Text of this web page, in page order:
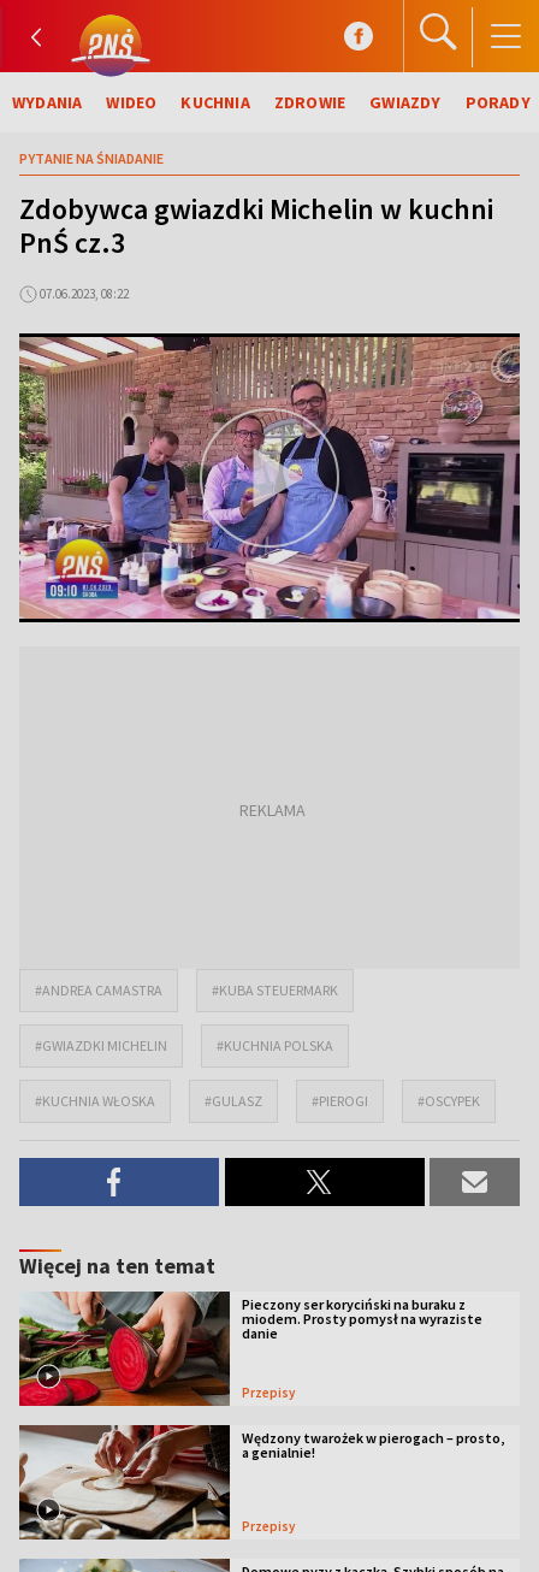
WYDANIA WIDEO KUCHNIA ZDROWIE GWIAZDY PORADY
PYTANIE NA ŚNIADANIE
Zdobywca gwiazdki Michelin w kuchni
PnŚ cz.3
07.06.2023, 08:22
#ANDREA CAMASTRA #KUBA STEUERMARK
#GWIAZDKI MICHELIN #KUCHNIA POLSKA
#KUCHNIA WŁOSKA #GULASZ #PIEROGI #OSCYPEK
Więcej na ten temat
Pieczony ser koryciński na buraku z
miodem. Prosty pomysł na wyraziste
danie
Przepisy
Wędzony twarożek w pierogach – prosto,
a genialnie!
Przepisy